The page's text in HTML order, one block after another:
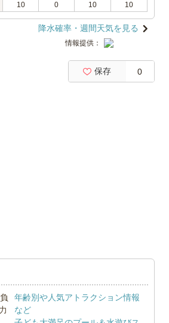
10 0 10 10
降水確率・週間天気を見る
情報提供：
保存 0
年齢別や人気アトラクション情報
など